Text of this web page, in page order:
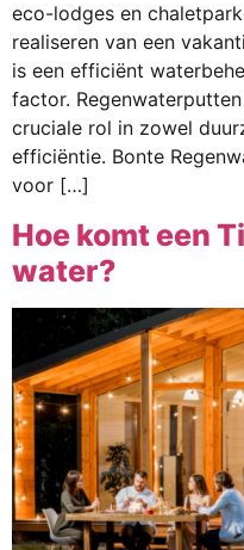
eco-lodges en
realiseren van een
is een efficiënt
factor.
cruciale rol in zowel
efficiëntie. Bonte
voor […]
Hoe komt een
water?